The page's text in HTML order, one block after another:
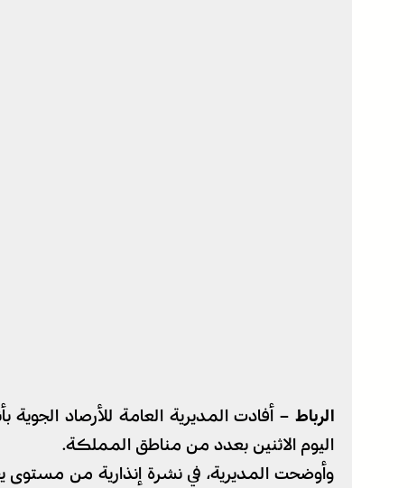
الرباط –أفادت المديرية العامة للأرصاد
اليوم الاثنين بعدد من مناطق المملكة.
وأوضحت المديرية، في نشرة إنذارية من مستوى